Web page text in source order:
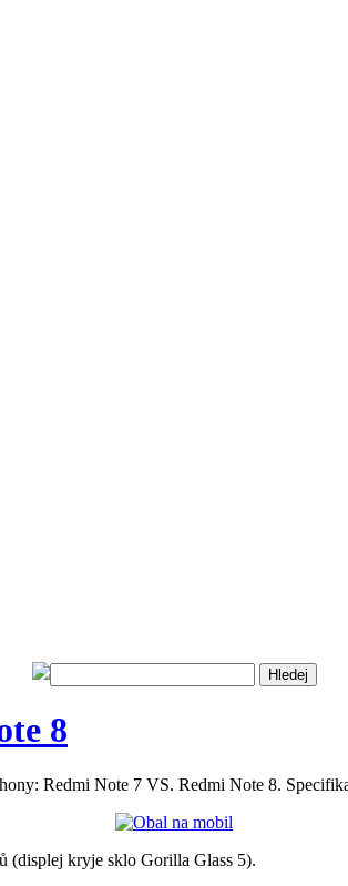
8
Redmi Note 7 VS. Redmi Note 8.
(displej kryje sklo Gorilla Glass 5).